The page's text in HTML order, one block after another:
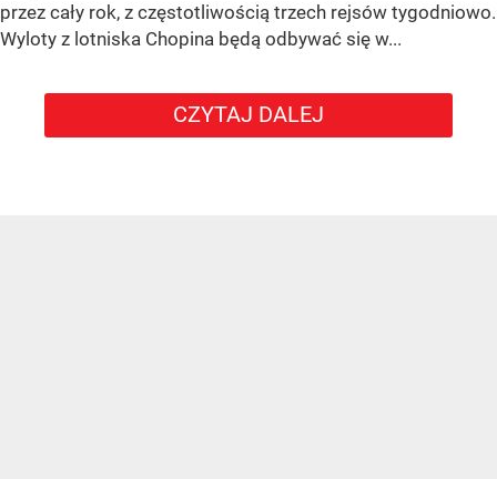
przez cały rok, z częstotliwością trzech rejsów tygodniowo.
Wyloty z lotniska Chopina będą odbywać się w...
CZYTAJ DALEJ